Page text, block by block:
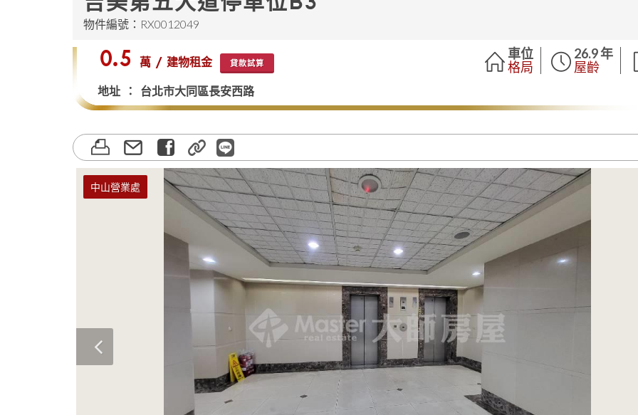
物件編號：RX0012049
$0.5 萬 / 建物租金 貸款試算
地址 ： 台北市大同區長安西路
車位
格局
26.9 年
屋齡
中山營業處